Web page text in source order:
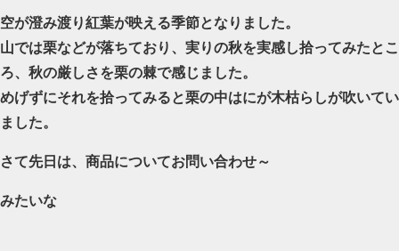
空が澄み渡り紅葉が映える季節となりました。
山では栗などが落ちており、実りの秋を実感し拾ってみたとこ
ろ、秋の厳しさを栗の棘で感じました。
めげずにそれを拾ってみると栗の中はにが木枯らしが吹いてい
ました。
さて先日は、商品についてお問い合わせ～
みたいな